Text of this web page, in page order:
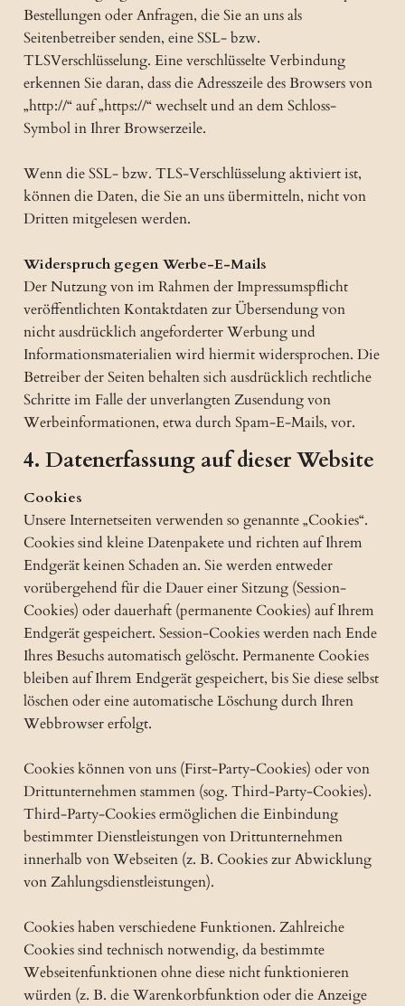
Bestellungen oder Anfragen, die Sie an uns als
Seitenbetreiber senden, eine SSL- bzw.
TLSVerschlüsselung. Eine verschlüsselte Verbindung
erkennen Sie daran, dass die Adresszeile des Browsers von
„http://“ auf „https://“ wechselt und an dem Schloss-
Symbol in Ihrer Browserzeile.
Wenn die SSL- bzw. TLS-Verschlüsselung aktiviert ist,
können die Daten, die Sie an uns übermitteln, nicht von
Dritten mitgelesen werden.
Widerspruch gegen Werbe-E-Mails
Der Nutzung von im Rahmen der Impressumspflicht
veröffentlichten Kontaktdaten zur Übersendung von
nicht ausdrücklich angeforderter Werbung und
Informationsmaterialien wird hiermit widersprochen. Die
Betreiber der Seiten behalten sich ausdrücklich rechtliche
Schritte im Falle der unverlangten Zusendung von
Werbeinformationen, etwa durch Spam-E-Mails, vor.
4. Datenerfassung auf dieser Website
Cookies
Unsere Internetseiten verwenden so genannte „Cookies“.
Cookies sind kleine Datenpakete und richten auf Ihrem
Endgerät keinen Schaden an. Sie werden entweder
vorübergehend für die Dauer einer Sitzung (Session-
Cookies) oder dauerhaft (permanente Cookies) auf Ihrem
Endgerät gespeichert. Session-Cookies werden nach Ende
Ihres Besuchs automatisch gelöscht. Permanente Cookies
bleiben auf Ihrem Endgerät gespeichert, bis Sie diese selbst
löschen oder eine automatische Löschung durch Ihren
Webbrowser erfolgt.
Cookies können von uns (First-Party-Cookies) oder von
Drittunternehmen stammen (sog. Third-Party-Cookies).
Third-Party-Cookies ermöglichen die Einbindung
bestimmter Dienstleistungen von Drittunternehmen
innerhalb von Webseiten (z. B. Cookies zur Abwicklung
von Zahlungsdienstleistungen).
Cookies haben verschiedene Funktionen. Zahlreiche
Cookies sind technisch notwendig, da bestimmte
Webseitenfunktionen ohne diese nicht funktionieren
würden (z. B. die Warenkorbfunktion oder die Anzeige